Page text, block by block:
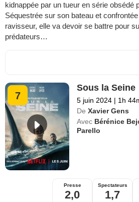
kidnappée par un tueur en série obsédé
Séquestrée sur son bateau et
ravisseur, elle va devoir se battre pour
prédateurs…
7
Sous la Seine
5 juin 2024 | 1h
De Xavier Gens
Avec Bérénice
Parello
Presse
2,0
Spectateurs
1,7